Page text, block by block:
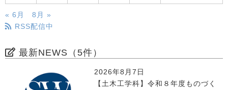
« 6月
8月 »
RSS配信中
最新NEWS（5件）
2026年8月7日
【土木工学科】令和８年度ものづく